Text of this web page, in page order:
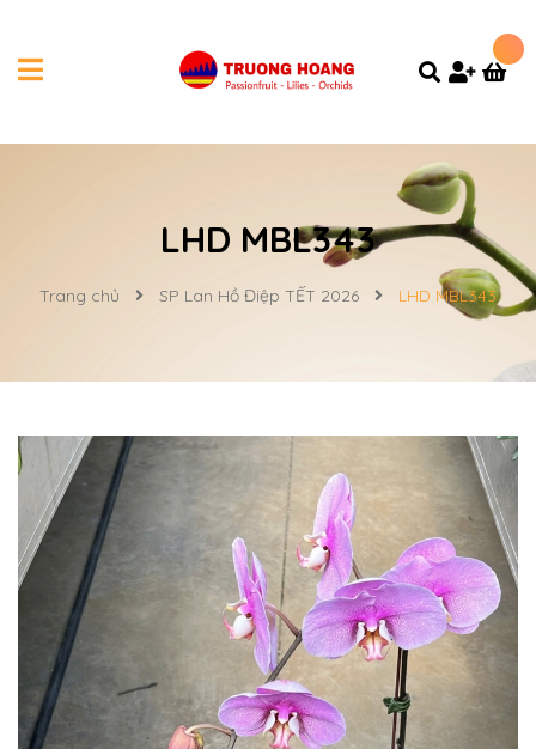
LHD MBL343
Trang chủ SP Lan Hồ Điệp TẾT 2026 LHD MBL343